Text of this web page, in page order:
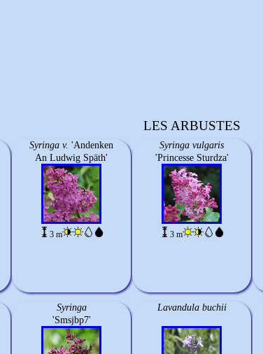
LES ARBUSTES
Syringa v. 'Andenken
An Ludwig Späth'
3 m
Syringa vulgaris
'Princesse Sturdza'
3 m
Syringa
'Smsjbp7'
Lavandula buchii